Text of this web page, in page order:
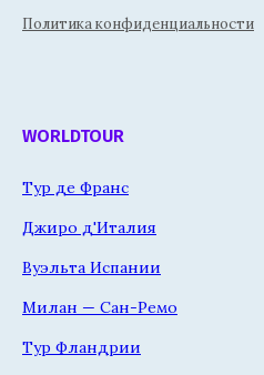
Политика конфиденциальности
WORLDTOUR
Тур де Франс
Джиро д'Италия
Вуэльта Испании
Милан — Сан-Ремо
Тур Фландрии